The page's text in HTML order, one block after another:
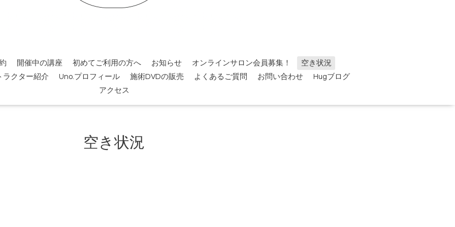
開催中の講座 初めてご利用の方へ お知らせ オンラインサロン会員募集！
空き状況
ラクター紹介
Uno.プロフィール 施術DVDの販売 よくあるご質問 お問い合わせ
Hugブログ
アクセス
空き状況